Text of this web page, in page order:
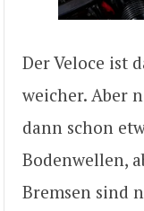
Der Veloce ist
weicher. Aber
dann schon
Bodenwellen,
Bremsen sind